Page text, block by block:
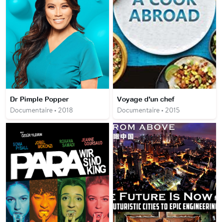
Dr Pimple Popper
Documentaire • 2018
Voyage d'un chef
Documentaire • 2015